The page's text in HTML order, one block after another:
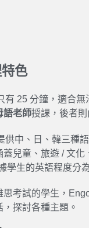
色
有 25 分鐘，適合無
語老師授課，後者則
供中、日、韓三種
蓋兒童、旅遊 / 文
學生的英語程度分
考試的學生，
探討各種主題。